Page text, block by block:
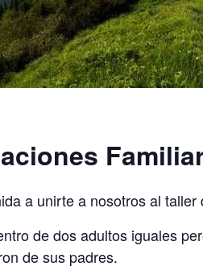
a unirte a nosotros al
de dos adultos iguales
de sus padres.